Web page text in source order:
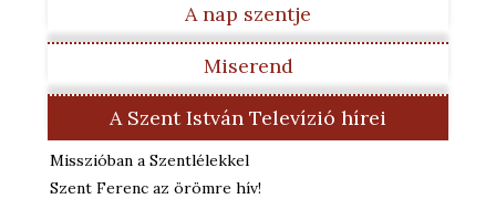
A nap szentje
Miserend
A Szent István Televízió hírei
Misszióban a Szentlélekkel
Szent Ferenc az örömre hív!